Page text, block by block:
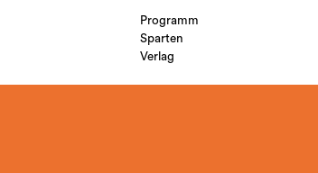
Programm
Sparten
Verlag